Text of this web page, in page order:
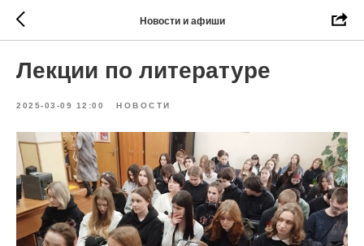
Новости и афиши
Лекции по литературе
2025-03-09 12:00 НОВОСТИ